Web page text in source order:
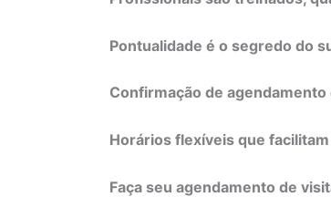
Pontualidade é o segredo do
Confirmação de agendamento
Horários flexíveis que
Faça seu agendamento de